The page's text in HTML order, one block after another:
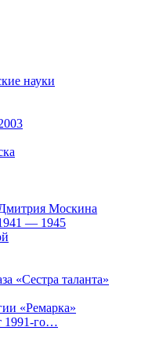
науки
Москина
— 1945
«Сестра таланта»
«Ремарка»
1991-го…